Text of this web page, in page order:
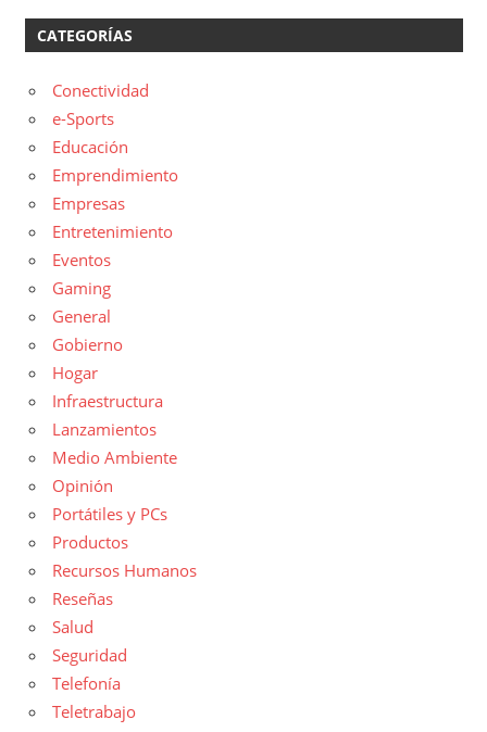
CATEGORÍAS
Conectividad
e-Sports
Educación
Emprendimiento
Empresas
Entretenimiento
Eventos
Gaming
General
Gobierno
Hogar
Infraestructura
Lanzamientos
Medio Ambiente
Opinión
Portátiles y PCs
Productos
Recursos Humanos
Reseñas
Salud
Seguridad
Telefonía
Teletrabajo